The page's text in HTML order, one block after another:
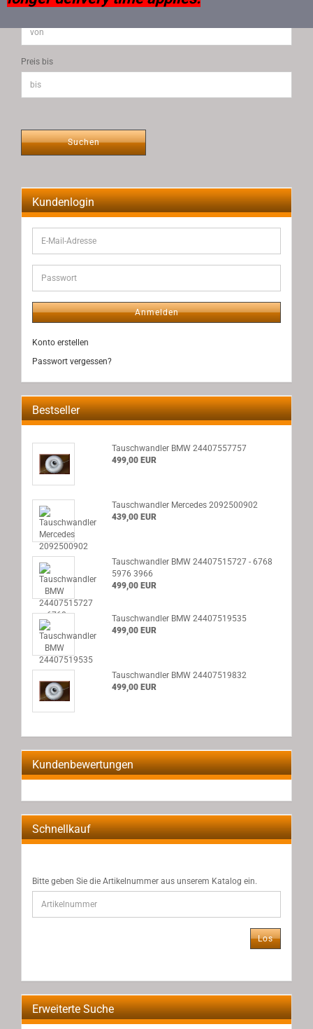
Preis von
Preis bis
Suchen
Kundenlogin
E-
Mail-
Adresse
Passwort
Anmelden
Konto erstellen
Passwort vergessen?
Bestseller
Tauschwandler BMW 24407557757
499,00 EUR
Tauschwandler Mercedes 2092500902
439,00 EUR
Tauschwandler BMW 24407515727 - 6768
5976 3966
499,00 EUR
Tauschwandler BMW 24407519535
499,00 EUR
Tauschwandler BMW 24407519832
499,00 EUR
Kundenbewertungen
Schnellkauf
BITTE
GEBEN
SIE
DIE
Bitte geben Sie die Artikelnummer aus unserem Katalog ein.
Los
Erweiterte Suche